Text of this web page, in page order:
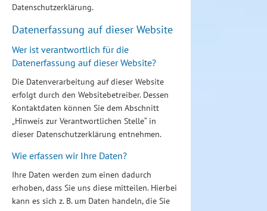
Datenschutzerklärung.
Datenerfassung auf dieser Website
Wer ist verantwortlich für die
Datenerfassung auf dieser Website?
Die Datenverarbeitung auf dieser Website
erfolgt durch den Websitebetreiber. Dessen
Kontaktdaten können Sie dem Abschnitt
„Hinweis zur Verantwortlichen Stelle“ in
dieser Datenschutzerklärung entnehmen.
Wie erfassen wir Ihre Daten?
Ihre Daten werden zum einen dadurch
erhoben, dass Sie uns diese mitteilen. Hierbei
kann es sich z. B. um Daten handeln, die Sie